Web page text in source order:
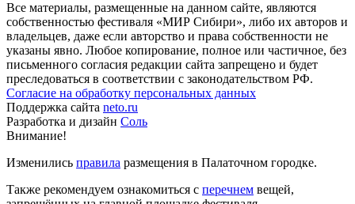
Все материалы, размещенные на данном сайте, являются
собственностью фестиваля «МИР Сибири», либо их авторов и
владельцев, даже если авторство и права собственности не
указаны явно. Любое копирование, полное или частичное, без
письменного согласия редакции сайта запрещено и будет
преследоваться в соответствии с законодательством РФ.
Согласие на обработку персональных данных
Поддержка сайта neto.ru
Разработка и дизайн Соль
Внимание!
Изменились правила размещения в Палаточном городке.
Также рекомендуем ознакомиться с перечнем вещей,